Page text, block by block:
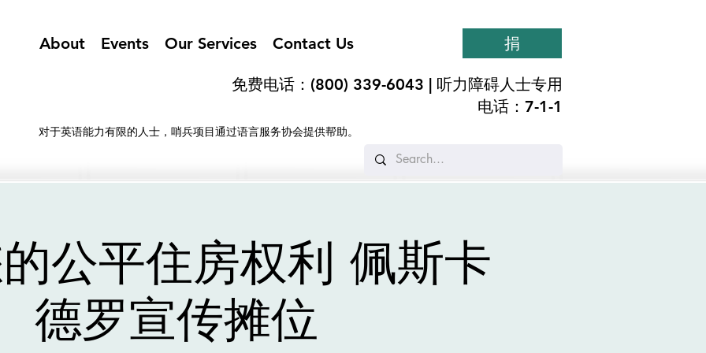
About Events Our Services Contact Us 捐
免费电话：(800) 339-6043 | 听力障碍人士专用
电话：7-1-1
对于英语能力有限的人士，哨兵项目通过语言服务协会提供帮助。
公平住房权利 佩斯卡
德罗宣传摊位